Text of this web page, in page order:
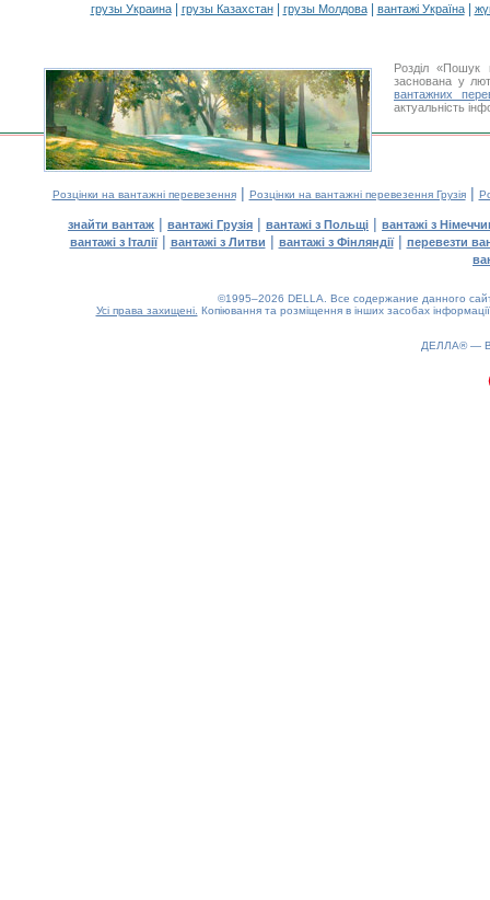
грузы Украина| грузы Казахстан| грузы Молдова| вантажі Україна|
Розділ «Пошук
заснована у
вантажних
актуальність
Розцінки на вантажні перевезення| Розцінки на вантажні перевезення Грузія|
знайти вантаж | вантажі Грузія | вантажі з Польщі | вантажі з
вантажі з Італії| вантажі з Литви | вантажі з Фінляндії| перевезти
©1995–2026 DELLA. Все содержание данного
Усі права захищені. Копіювання та розміщення в інших засобах
ДЕЛЛА® —